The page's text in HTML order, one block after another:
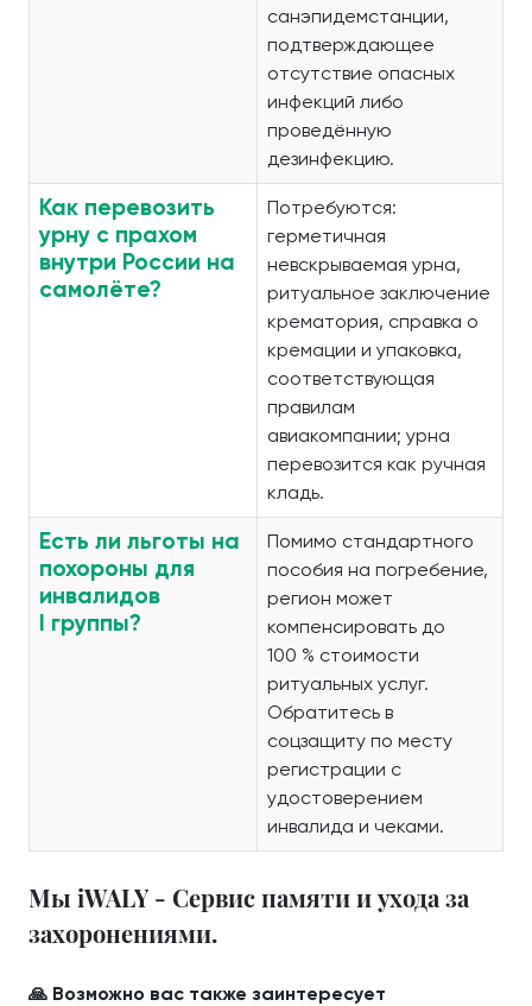
санэпидемстанции,
подтверждающее
отсутствие опасных
инфекций либо
проведённую
дезинфекцию.
Как перевозить
урну с прахом
внутри России на
самолёте?
Потребуются:
герметичная
невскрываемая урна,
ритуальное заключение
крематория, справка о
кремации и упаковка,
соответствующая
правилам
авиакомпании; урна
перевозится как ручная
кладь.
Есть ли льготы на
похороны для
инвалидов
I группы?
Помимо стандартного
пособия на погребение,
регион может
компенсировать до
100 % стоимости
ритуальных услуг.
Обратитесь в
соцзащиту по месту
регистрации с
удостоверением
инвалида и чеками.
Мы iWALY - Сервис памяти и ухода за
захоронениями.
🙏 Возможно вас также заинтересует